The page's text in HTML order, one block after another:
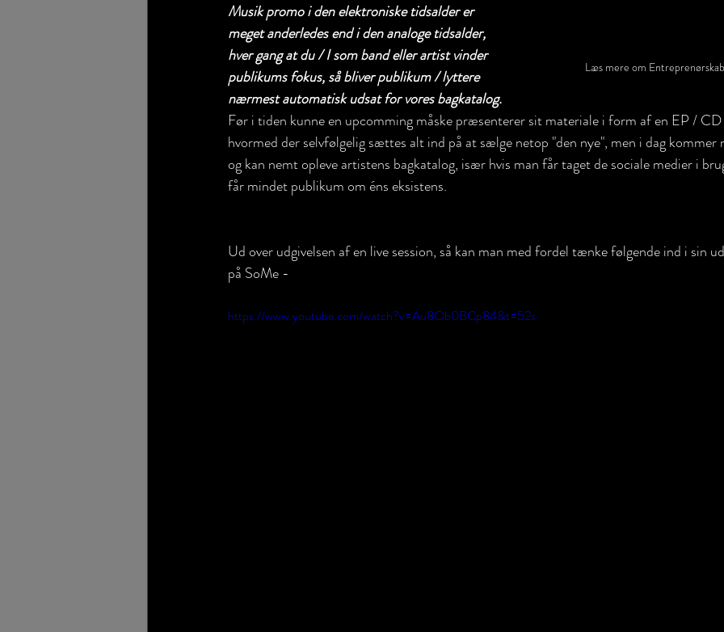
Læs mere om
Musik promo i den elektroniske tidsalder er
meget anderledes end i den analoge tidsalder,
hver gang at du / I som band eller artist vinder
publikums fokus, så bliver publikum / lyttere
nærmest automatisk udsat for vores bagkatalog.
Før i tiden kunne en upcomming måske præsenterer sit materiale i form af en EP /
hvormed der selvfølgelig sættes alt ind på at sælge netop "den nye", men i dag kommer
og kan nemt opleve artistens bagkatalog, især hvis man får taget de sociale medier i
får mindet publikum om éns eksistens.
Ud over udgivelsen af en live session, så kan man med fordel tænke følgende ind i sin
på SoMe -
https://www.youtube.com/watch?v=Au8Ob0BCp84&t=52s